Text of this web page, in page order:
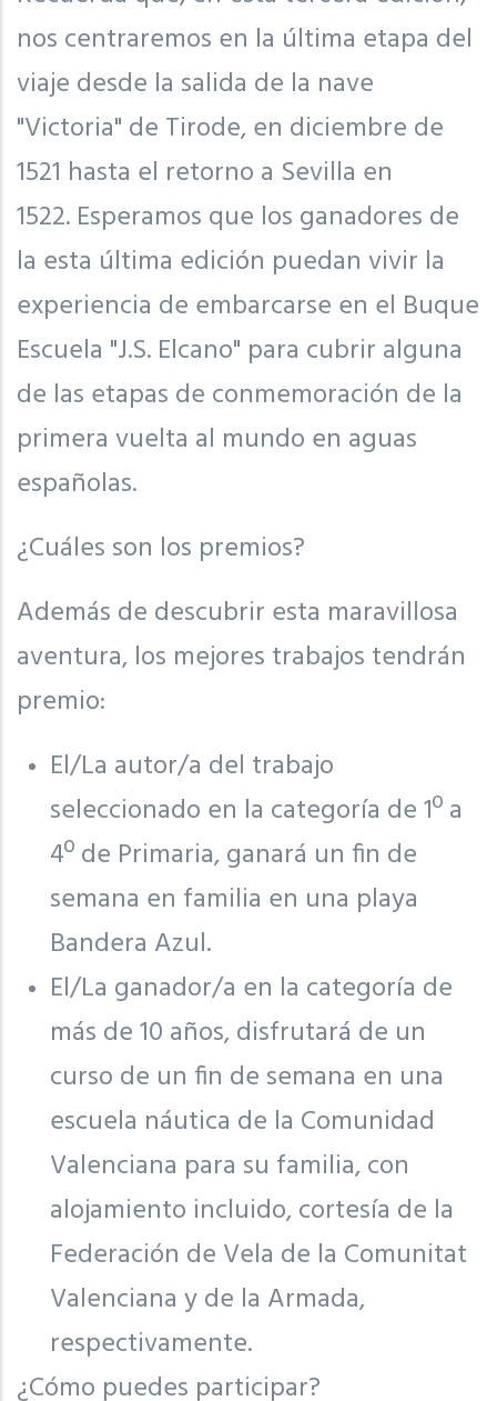
nos centraremos en la última etapa del
viaje desde la salida de la nave
"Victoria" de Tirode, en diciembre de
1521 hasta el retorno a Sevilla en
1522. Esperamos que los ganadores de
la esta última edición puedan vivir la
experiencia de embarcarse en el Buque
Escuela "J.S. Elcano" para cubrir alguna
de las etapas de conmemoración de la
primera vuelta al mundo en aguas
españolas.
¿Cuáles son los premios?
Además de descubrir esta maravillosa
aventura, los mejores trabajos tendrán
premio:
El/La autor/a del trabajo
seleccionado en la categoría de 1º a
4º de Primaria, ganará un fin de
semana en familia en una playa
Bandera Azul.
El/La ganador/a en la categoría de
más de 10 años, disfrutará de un
curso de un fin de semana en una
escuela náutica de la Comunidad
Valenciana para su familia, con
alojamiento incluido, cortesía de la
Federación de Vela de la Comunitat
Valenciana y de la Armada,
respectivamente.
¿Cómo puedes participar?